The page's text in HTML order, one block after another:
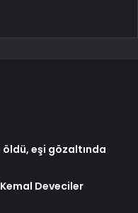
eşi gözaltında
Deveciler